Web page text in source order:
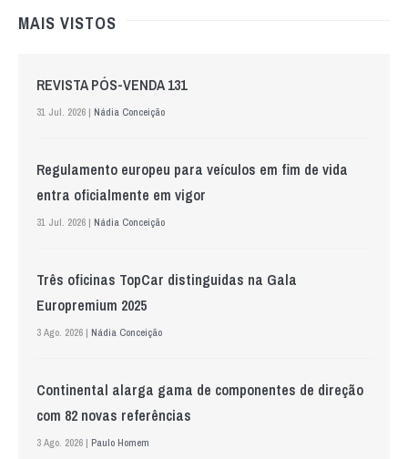
MAIS VISTOS
REVISTA PÓS-VENDA 131
31 Jul. 2026 | Nádia Conceição
Regulamento europeu para veículos em fim de vida
entra oficialmente em vigor
31 Jul. 2026 | Nádia Conceição
Três oficinas TopCar distinguidas na Gala
Europremium 2025
3 Ago. 2026 | Nádia Conceição
Continental alarga gama de componentes de direção
com 82 novas referências
3 Ago. 2026 | Paulo Homem